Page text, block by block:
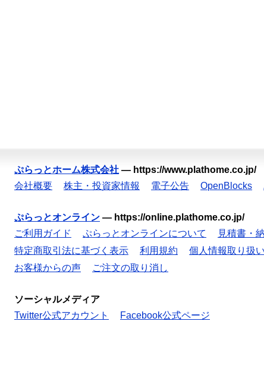
ぷらっとホーム株式会社 — https://www.plathome.co.jp/
会社概要
株主・投資家情報 電子公告 OpenBlocks
ぷらっとオンライン — https://online.plathome.co.jp/
ご利用ガイド
ぷらっとオンラインについて 見積書・
特定商取引法に基づく表示
利用規約 個人情報取り扱
お客様からの声
ご注文の取り消し
ソーシャルメディア
Twitter公式アカウント
Facebook公式ページ